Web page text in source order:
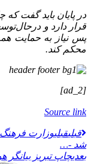
در پایان باید گفت
قرار دارد و
پس نیاز به حمایت
محکم کند.
[ad_2]
Source link
قبليقبلیوزارت فرهنگ
شد -…
بعدیچاپ تبریز بیانگر